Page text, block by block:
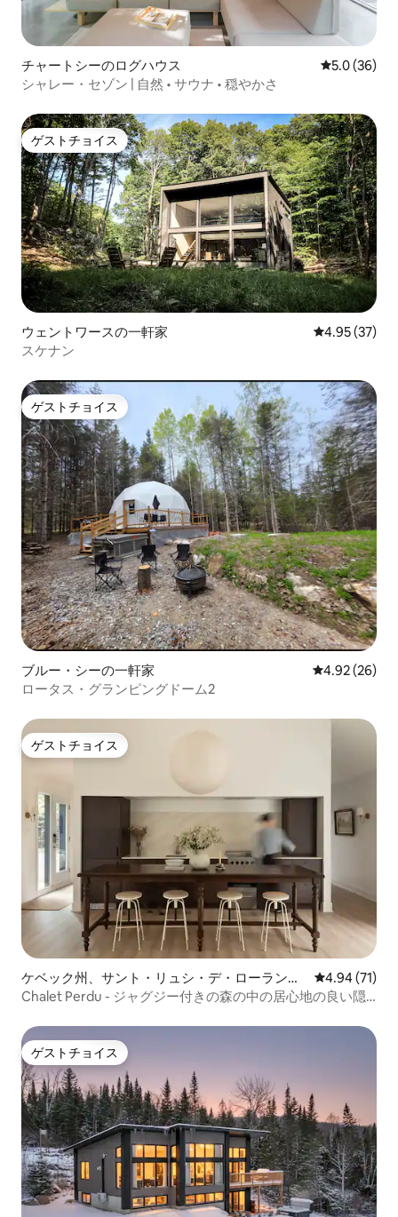
チャートシーのログハウス レビュー36
5.0 (36)
シャレー・セゾン | 自然 • サウナ • 穏やかさ
ゲストチョイス
ゲストチョイス
ウェントワースの一軒家 レビュー37
4.95 (37)
スケナン
ゲストチョイス
ゲストチョイス
ブルー・シーの一軒家 レビュー26
4.92 (26)
ロータス・グランピングドーム2
ゲストチョイス
ゲストチョイス
ケベック州、サント・リュシ・デ・ローランテ
ィッドのログハウス
レビュー71
4.94 (71)
Chalet Perdu - ジャグジー付きの森の中の居心地の良い隠
ゲストチョイス
ゲストチョイス